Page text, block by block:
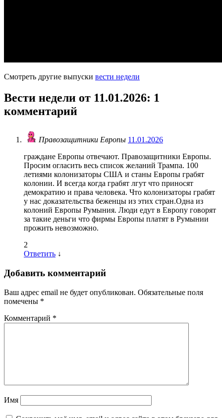
Смотреть другие выпуски вести недели
Вести недели от 11.01.2026: 1
комментарий
Правозащитники Европы 11.01.2026
граждане Европы отвечают. Правозащитники Европы.
Просим огласить весь список желаний Трампа. 100
летиями колонизаторы США и станы Европы грабят
колонии. И всегда когда грабят лгут что приносят
демократию и права человека. Что колонизаторы грабят
у нас доказательства беженцы из этих стран.Одна из
колоний Европы Румыния. Люди едут в Европу говорят
за такие деньги что фирмы Европы платят в Румынии
прожить невозможно.
2
Ответить ↓
Добавить комментарий
Ваш адрес email не будет опубликован. Обязательные поля
помечены *
Комментарий *
Имя